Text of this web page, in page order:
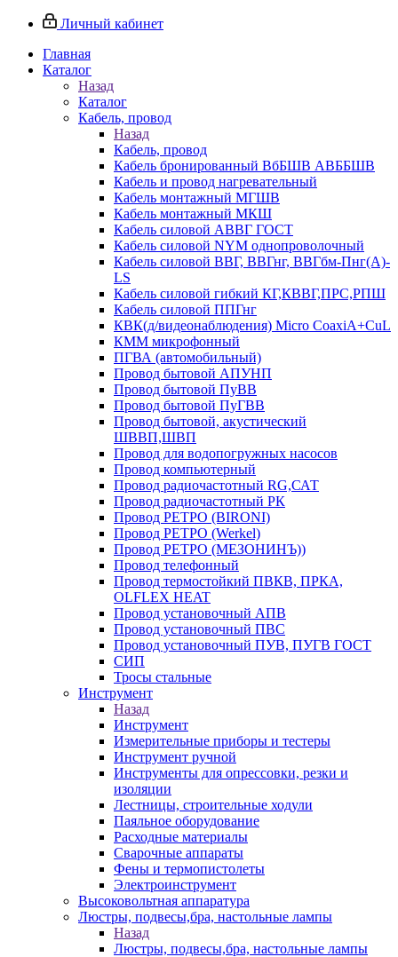
Личный кабинет
Главная
Каталог
Назад
Каталог
Кабель, провод
Назад
Кабель, провод
Кабель бронированный ВбБШВ АВББШВ
Кабель и провод нагревательный
Кабель монтажный МГШВ
Кабель монтажный МКШ
Кабель силовой АВВГ ГОСТ
Кабель силовой NYM однопроволочный
Кабель силовой ВВГ, ВВГнг, ВВГбм-Пнг(А)-
LS
Кабель силовой гибкий КГ,КВВГ,ПРС,РПШ
Кабель силовой ППГнг
КВК(д/видеонаблюдения) Micro CoaxiA+CuL
КММ микрофонный
ПГВА (автомобильный)
Провод бытовой АПУНП
Провод бытовой ПуВВ
Провод бытовой ПуГВВ
Провод бытовой, акустический
ШВВП,ШВП
Провод для водопогружных насосов
Провод компьютерный
Провод радиочастотный RG,САТ
Провод радиочастотный РК
Провод РЕТРО (BIRONI)
Провод РЕТРО (Werkel)
Провод РЕТРО (МЕЗОНИНЪ))
Провод телефонный
Провод термостойкий ПВКВ, ПРКА,
OLFLEX HEAT
Провод установочный АПВ
Провод установочный ПВС
Провод установочный ПУВ, ПУГВ ГОСТ
СИП
Тросы стальные
Инструмент
Назад
Инструмент
Измерительные приборы и тестеры
Инструмент ручной
Инструменты для опрессовки, резки и
изоляции
Лестницы, строительные ходули
Паяльное оборудование
Расходные материалы
Сварочные аппараты
Фены и термопистолеты
Электроинструмент
Высоковольтная аппаратура
Люстры, подвесы,бра, настольные лампы
Назад
Люстры, подвесы,бра, настольные лампы